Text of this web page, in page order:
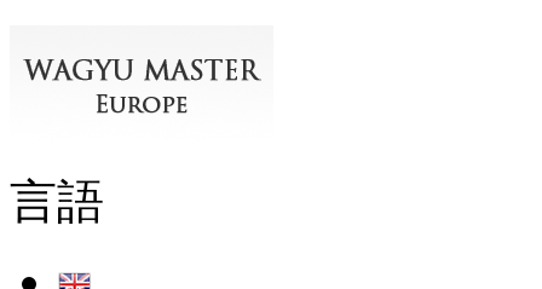
言語